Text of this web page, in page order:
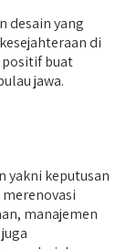
desain yang
di
positif buat
jawa.
yakni keputusan
manajemen